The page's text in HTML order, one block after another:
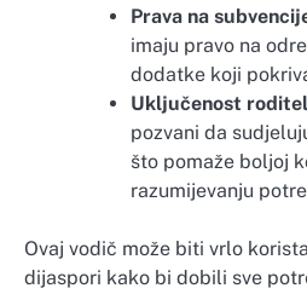
Prava na
imaju pravo na
dodatke koji
Uključenost
pozvani da
što pomaže boljoj
razumijevanju
Ovaj vodič može biti vrlo
dijaspori kako bi dobili sve